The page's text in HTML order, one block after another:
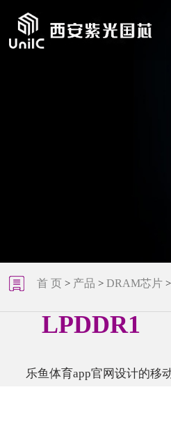
首 页> 产品 >DRAM芯片
LPDDR1
乐鱼体育app官网设计的移